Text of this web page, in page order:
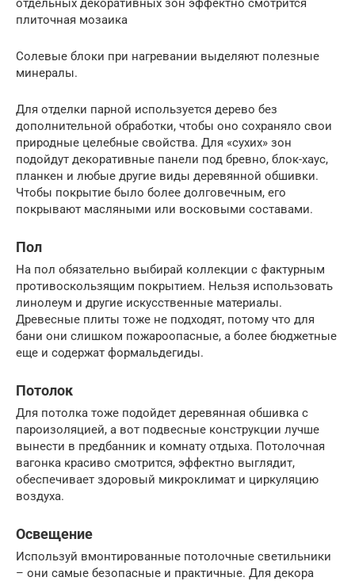
отдельных декоративных зон эффектно смотрится
плиточная мозаика
Солевые блоки при нагревании выделяют полезные
минералы.
Для отделки парной используется дерево без
дополнительной обработки, чтобы оно сохраняло свои
природные целебные свойства. Для «сухих» зон
подойдут декоративные панели под бревно, блок-хаус,
планкен и любые другие виды деревянной обшивки.
Чтобы покрытие было более долговечным, его
покрывают масляными или восковыми составами.
Пол
На пол обязательно выбирай коллекции с фактурным
противоскользящим покрытием. Нельзя использовать
линолеум и другие искусственные материалы.
Древесные плиты тоже не подходят, потому что для
бани они слишком пожароопасные, а более бюджетные
еще и содержат формальдегиды.
Потолок
Для потолка тоже подойдет деревянная обшивка с
пароизоляцией, а вот подвесные конструкции лучше
вынести в предбанник и комнату отдыха. Потолочная
вагонка красиво смотрится, эффектно выглядит,
обеспечивает здоровый микроклимат и циркуляцию
воздуха.
Освещение
Используй вмонтированные потолочные светильники
– они самые безопасные и практичные. Для декора